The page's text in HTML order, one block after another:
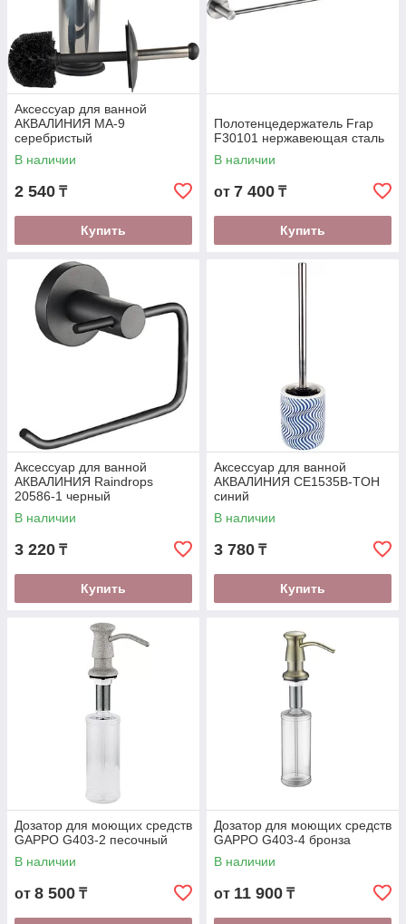
Аксессуар для ванной
АКВАЛИНИЯ МА-9
серебристый
В наличии
2 540 ₸
Купить
Полотенцедержатель Frap
F30101 нержавеющая сталь
В наличии
от 7 400 ₸
Купить
Аксессуар для ванной
АКВАЛИНИЯ Raindrops
20586-1 черный
В наличии
3 220 ₸
Купить
Аксессуар для ванной
АКВАЛИНИЯ CE1535B-TOH
синий
В наличии
3 780 ₸
Купить
Дозатор для моющих средств
GAPPO G403-2 песочный
В наличии
от 8 500 ₸
Дозатор для моющих средств
GAPPO G403-4 бронза
В наличии
от 11 900 ₸